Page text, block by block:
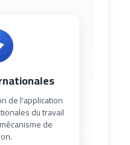
de l'application
du travail
de